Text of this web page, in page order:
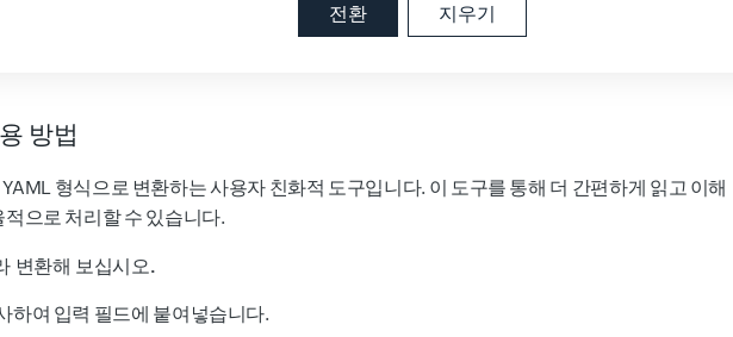
전환 지우기
방법
형식으로 변환하는 사용자 친화적 도구입니다. 이 도구를 통해 더 간편하게 읽고 이해
으로 처리할 수 있습니다.
변환해 보십시오.
하여 입력 필드에 붙여넣습니다.